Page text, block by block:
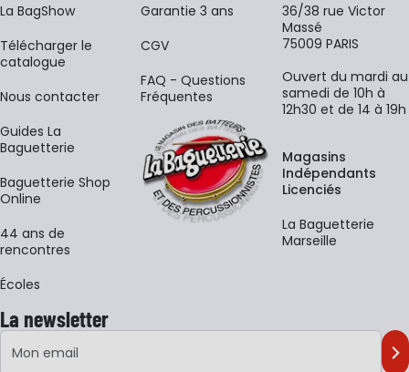
La BagShow
​Télécharger le
catalogue
Nous contacter
Guides La
Baguetterie
Baguetterie Shop
Online
44 ans de
rencontres
Écoles
Garantie 3 ans
CGV
FAQ - Questions
Fréquentes
36/38 rue Victor
Massé
75009 PARIS
Ouvert du mardi au
samedi de 10h à
12h30 et de 14 à 19h
Magasins
Indépendants
Licenciés
La Baguetterie
Marseille
La newsletter
Adresse e-mail